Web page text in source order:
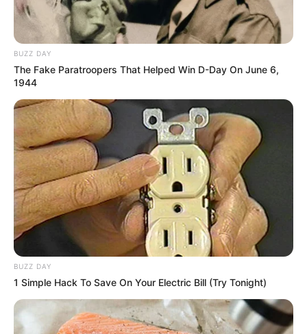
BUZZ DAY
The Fake Paratroopers That Helped Win D-Day On June 6,
1944
BUZZ DAY
1 Simple Hack To Save On Your Electric Bill (Try Tonight)